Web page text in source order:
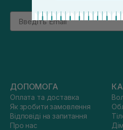
Email
ДОПОМОГА
Оплата та доставка
Як зробити замовлення
Відповіді на запитання
Про нас
Дім